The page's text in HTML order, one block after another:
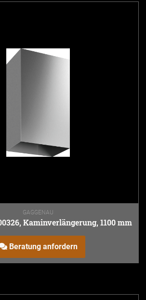
GAGGENAU
Kaminverlängerung, 1100 mm
Beratung anfordern